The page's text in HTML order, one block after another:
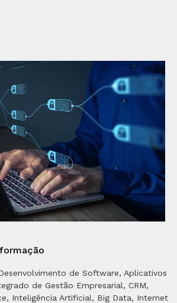
de Software, Aplicativos
de Gestão Empresarial, CRM,
Inteligência Artificial, Big Data, Internet